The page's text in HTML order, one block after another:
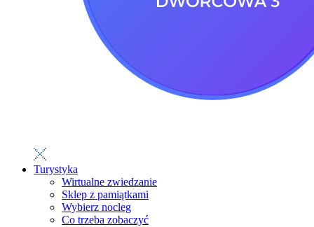
Turystyka
Wirtualne zwiedzanie
Sklep z pamiątkami
Wybierz nocleg
Co trzeba zobaczyć